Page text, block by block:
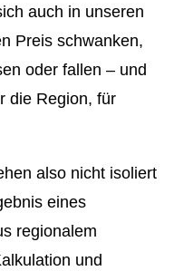
auch in unseren
Preis schwanken,
oder fallen – und
die Region, für
also nicht isoliert
eines
regionalem
und